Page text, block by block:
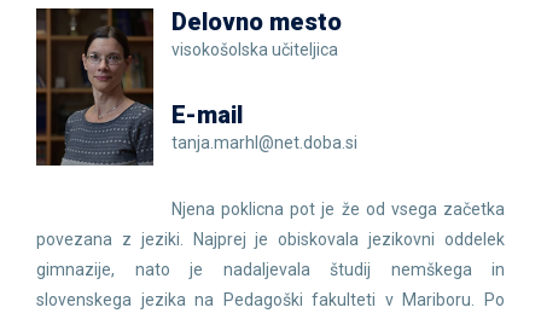
Delovno mesto
visokošolska učiteljica
E-mail
tanja.marhl@net.doba.si
Njena poklicna pot je že od vsega začetka
povezana z jeziki. Najprej je obiskovala jezikovni oddelek
gimnazije, nato je nadaljevala študij nemškega in
slovenskega jezika na Pedagoški fakulteti v Mariboru. Po